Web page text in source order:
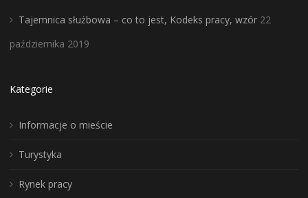
Tajemnica służbowa – co to jest, Kodeks pracy, wzór 22
października 2019
Kategorie
Informacje o mieście
Turystyka
Rynek pracy